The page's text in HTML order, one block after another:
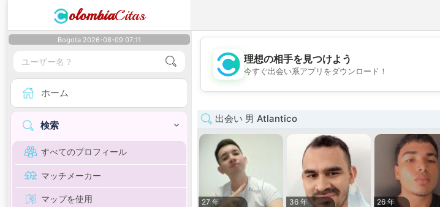
olombiaCitas
Bogota 2026-08-09 07:11
ホーム
検索
すべてのプロフィール
マッチメーカー
マップを使用
💖
理想の相手を見つけよう
今すぐ出会い系アプリをダウンロード！
出会い 男 Atlantico
27 年
36 年
26 年